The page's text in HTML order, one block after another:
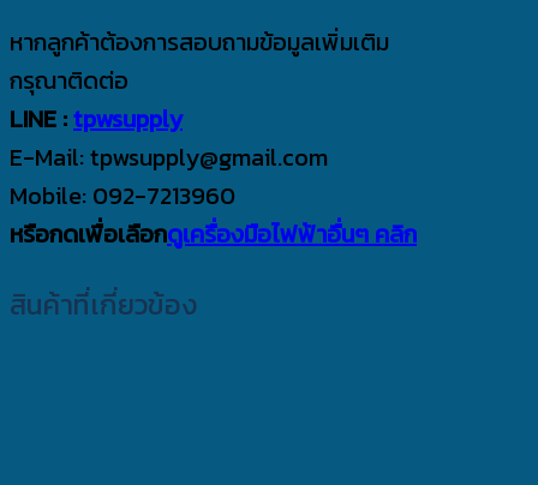
หากลูกค้าต้องการสอบถามข้อมูลเพิ่มเติม
กรุณาติดต่อ
LINE :tpwsupply
E-Mail: tpwsupply@gmail.com
Mobile: 092-7213960
หรือกดเพื่อเลือกดูเครื่องมือไฟฟ้าอื่นๆ คลิก
สินค้าที่เกี่ยวข้อง